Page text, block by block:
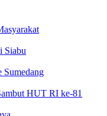
Siabu
Sumedang
HUT RI ke-81